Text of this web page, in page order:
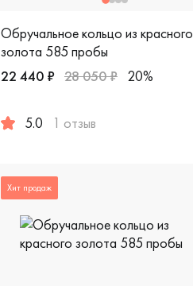
Обручальное кольцо из красного
золота 585 пробы
22 440 ₽ 28 050 ₽ 20%
5.0 1 отзыв
Хит продаж